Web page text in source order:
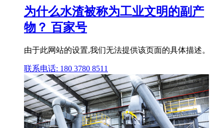
为什么水渣被称为工业文明的副产
物？ 百家号
由于此网站的设置,我们无法提供该页面的具体描述。
联系电话: 180 3780 8511